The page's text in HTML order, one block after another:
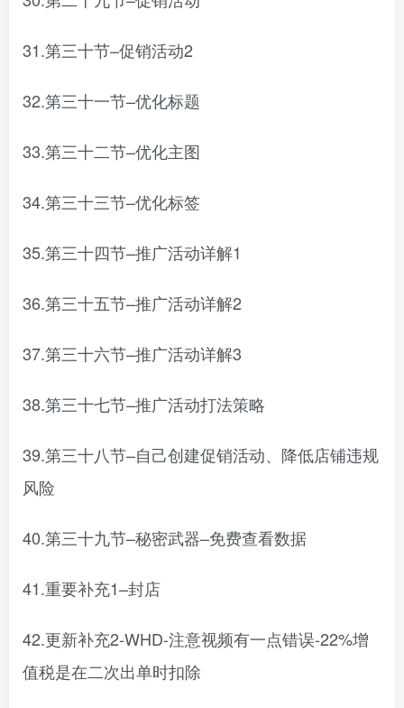
31.第三十节–促销活动2
32.第三十一节–优化标题
33.第三十二节–优化主图
34.第三十三节–优化标签
35.第三十四节–推广活动详解1
36.第三十五节–推广活动详解2
37.第三十六节–推广活动详解3
38.第三十七节–推广活动打法策略
39.第三十八节–自己创建促销活动、降低店铺违规
风险
40.第三十九节–秘密武器–免费查看数据
41.重要补充1–封店
42.更新补充2-WHD-注意视频有一点错误-22%增
值税是在二次出单时扣除